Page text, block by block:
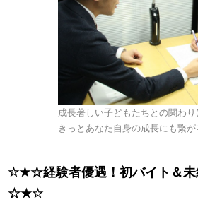
成長著しい子どもたちとの関わり
きっとあなた自身の成長にも繋が
☆★☆経験者優遇！初バイト＆未
☆★☆